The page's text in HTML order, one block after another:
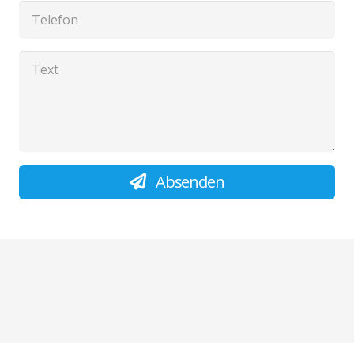
Absenden